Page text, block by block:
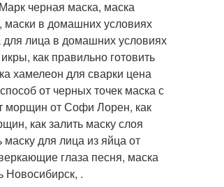
черная маска, маска
маски в домашних условиях
лица в домашних условиях
как правильно готовить
хамелеон для сварки цена
от черных точек маска с
морщин от Софи Лорен, как
как залить маску слоя
для лица из яйца от
глаза песня, маска
Новосибирск, .